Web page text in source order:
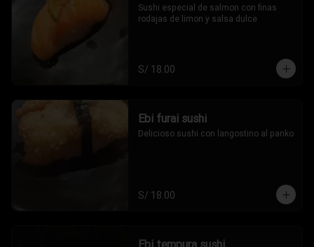
Sushi especial de salmon con finas
rodajas de limon y salsa dulce
S/ 18.00
Ebi furai sushi
Delicioso sushi con langostino al panko
S/ 18.00
Ebi tempura sushi